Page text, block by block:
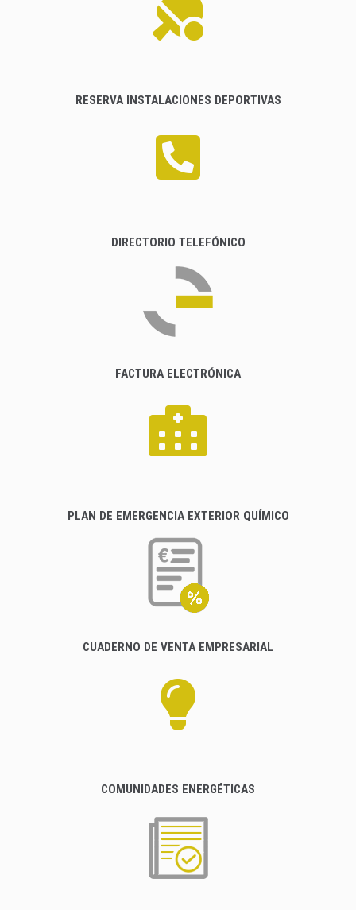
RESERVA INSTALACIONES DEPORTIVAS
DIRECTORIO TELEFÓNICO
FACTURA ELECTRÓNICA
PLAN DE EMERGENCIA EXTERIOR QUÍMICO
CUADERNO DE VENTA EMPRESARIAL
COMUNIDADES ENERGÉTICAS